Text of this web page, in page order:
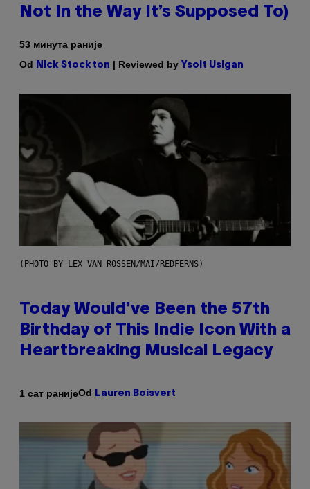
Not In the Way It’s Supposed To)
53 минута раније
Od
Nick Stockton | Reviewed by Ysolt Usigan
(PHOTO BY LEX VAN ROSSEN/MAI/REDFERNS)
Today Would’ve Been the 57th
Birthday of This Indie Icon With a
Heartbreaking Musical Legacy
1 сат ранијеOd Lauren Boisvert